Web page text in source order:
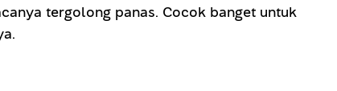
tergolong panas. Cocok banget untuk